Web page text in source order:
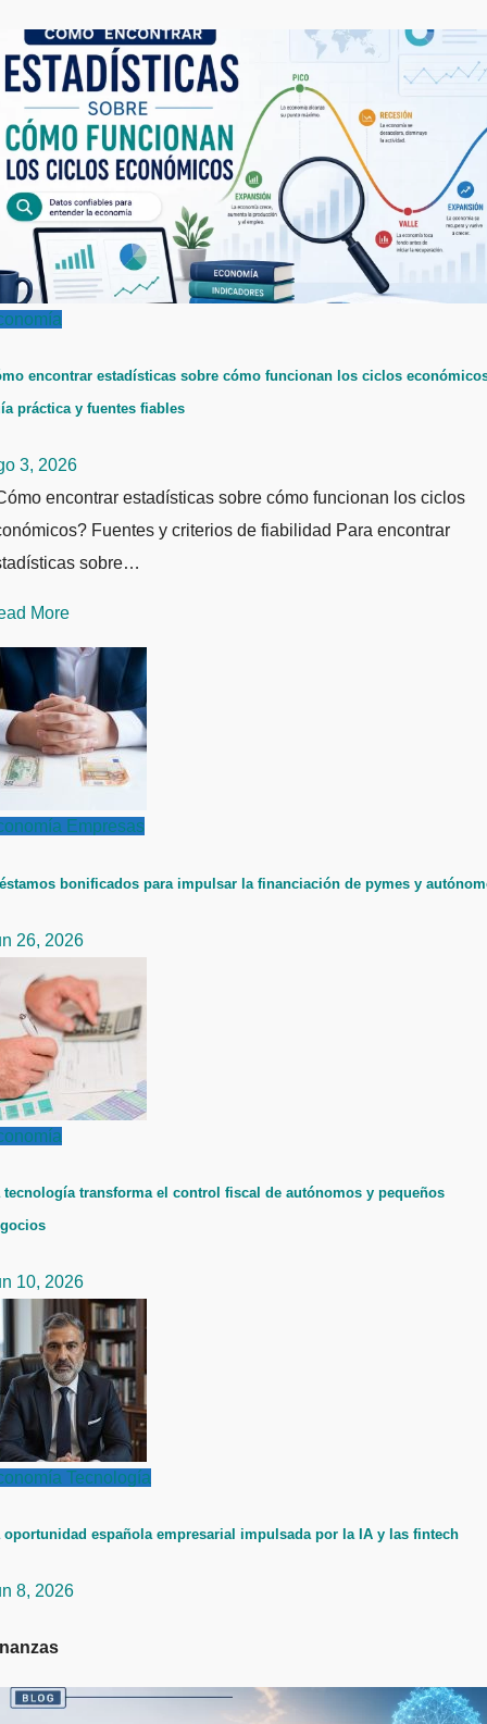
encontrar estadísticas sobre cómo funcionan los ciclos
práctica y fuentes fiables
3, 2026
encontrar estadísticas sobre cómo funcionan los ciclos
Fuentes y criterios de fiabilidad Para encontrar
sobre…
More
Empresas
bonificados para impulsar la financiación de pymes y
26, 2026
tecnología transforma el control fiscal de autónomos y pequeños
10, 2026
Tecnología
oportunidad española empresarial impulsada por la IA y las fintech
8, 2026